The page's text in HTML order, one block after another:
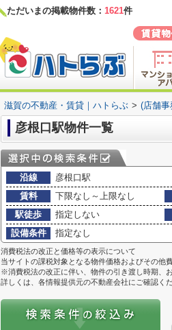
ただいまの掲載物件数： 1621件
滋賀の不動産・賃貸｜ハトらぶ > (店舗
彦根口駅物件一覧
沿線
彦根口駅
賃料
下限なし～上限なし
駅徒歩
指定しない
設備条件
指定なし
消費税法の改正と価格等の表示について
当サイトの課税対象となる物件価格およびその他
※消費税法の改正に伴い、物件の引き渡し時期、
詳しくは、各情報提供元の不動産会社にご確認く